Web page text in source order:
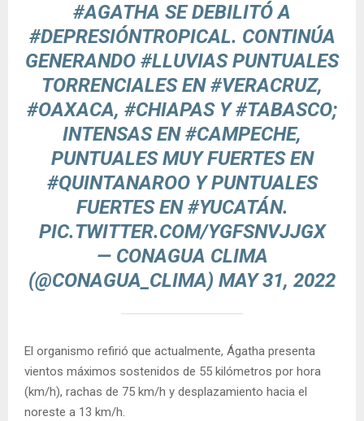
#AGATHA SE DEBILITÓ A
#DEPRESIÓNTROPICAL. CONTINÚA
GENERANDO #LLUVIASPUNTUALES
TORRENCIALES EN#VERACRUZ,
#OAXACA, #CHIAPASY#TABASCO;
INTENSAS EN#CAMPECHE,
PUNTUALES MUY FUERTES EN
#QUINTANAROOY PUNTUALES
FUERTES EN#YUCATÁN.
PIC.TWITTER.COM/YGFSNVJJGX
— CONAGUA CLIMA
(@CONAGUA_CLIMA) MAY 31, 2022
El organismo refirió que actualmente, Ágatha presenta
vientos máximos sostenidos de 55 kilómetros por hora
(km/h), rachas de 75 km/h y desplazamiento hacia el
noreste a 13 km/h.